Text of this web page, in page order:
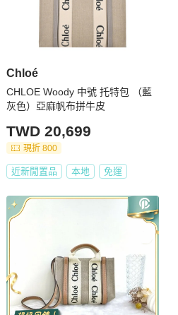
Chloé
CHLOE Woody 中號 托特包 （藍
灰色）亞麻帆布拼牛皮
TWD 20,699
現折 800
近新閒置品 本地 免運